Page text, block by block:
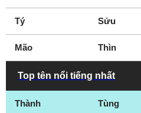
Tý Sửu
Mão Thìn
Top tên nổi tiếng nhất
Thành Tùng